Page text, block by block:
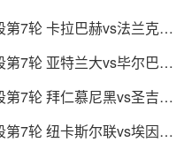
7轮 卡拉巴赫vs法兰克福
7轮 亚特兰大vs毕尔巴鄂
7轮 拜仁慕尼黑vs圣吉罗
7轮 纽卡斯尔联vs埃因霍